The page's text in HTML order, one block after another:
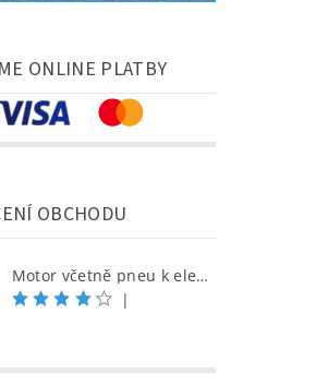
ONLINE PLATBY
OBCHODU
Motor včetně pneu k elektrickému kolečku Zipper ZI-EWB500
|